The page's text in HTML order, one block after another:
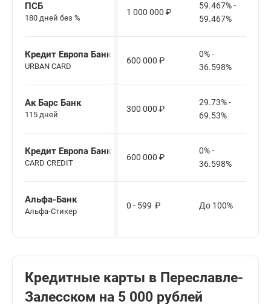
ПСБ
180 дней без %
1 000 000 ₽
59.467% -
59.467%
Кредит Европа Банк
URBAN CARD
600 000 ₽
0% -
36.598%
Ак Барс Банк
115 дней
300 000 ₽
29.73% -
69.53%
Кредит Европа Банк
CARD CREDIT
600 000 ₽
0% -
36.598%
Альфа-Банк
Альфа-Стикер
0 - 599 ₽ До 100%
Кредитные карты в Переславле-
Залесском на 5 000 рублей